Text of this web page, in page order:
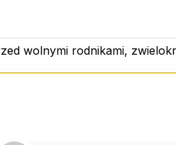
koncentruje się na
codziennej diety ekstraktami
wolnymi rodnikami,